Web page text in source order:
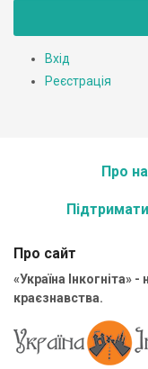
Вхід
Реєстрація
Про
Про сайт
«Україна Інкогніта»
краєзнавства.